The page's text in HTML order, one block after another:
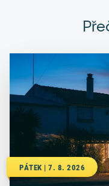
PÁTEK | 7. 8. 2026